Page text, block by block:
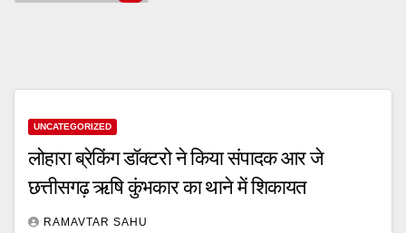
UNCATEGORIZED
लोहारा ब्रेकिंग डॉक्टरो ने किया संपादक आर जे
छत्तीसगढ़ ऋषि कुंभकार का थाने में शिकायत
RAMAVTAR SAHU